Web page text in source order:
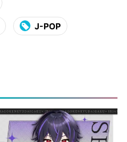
J-POP